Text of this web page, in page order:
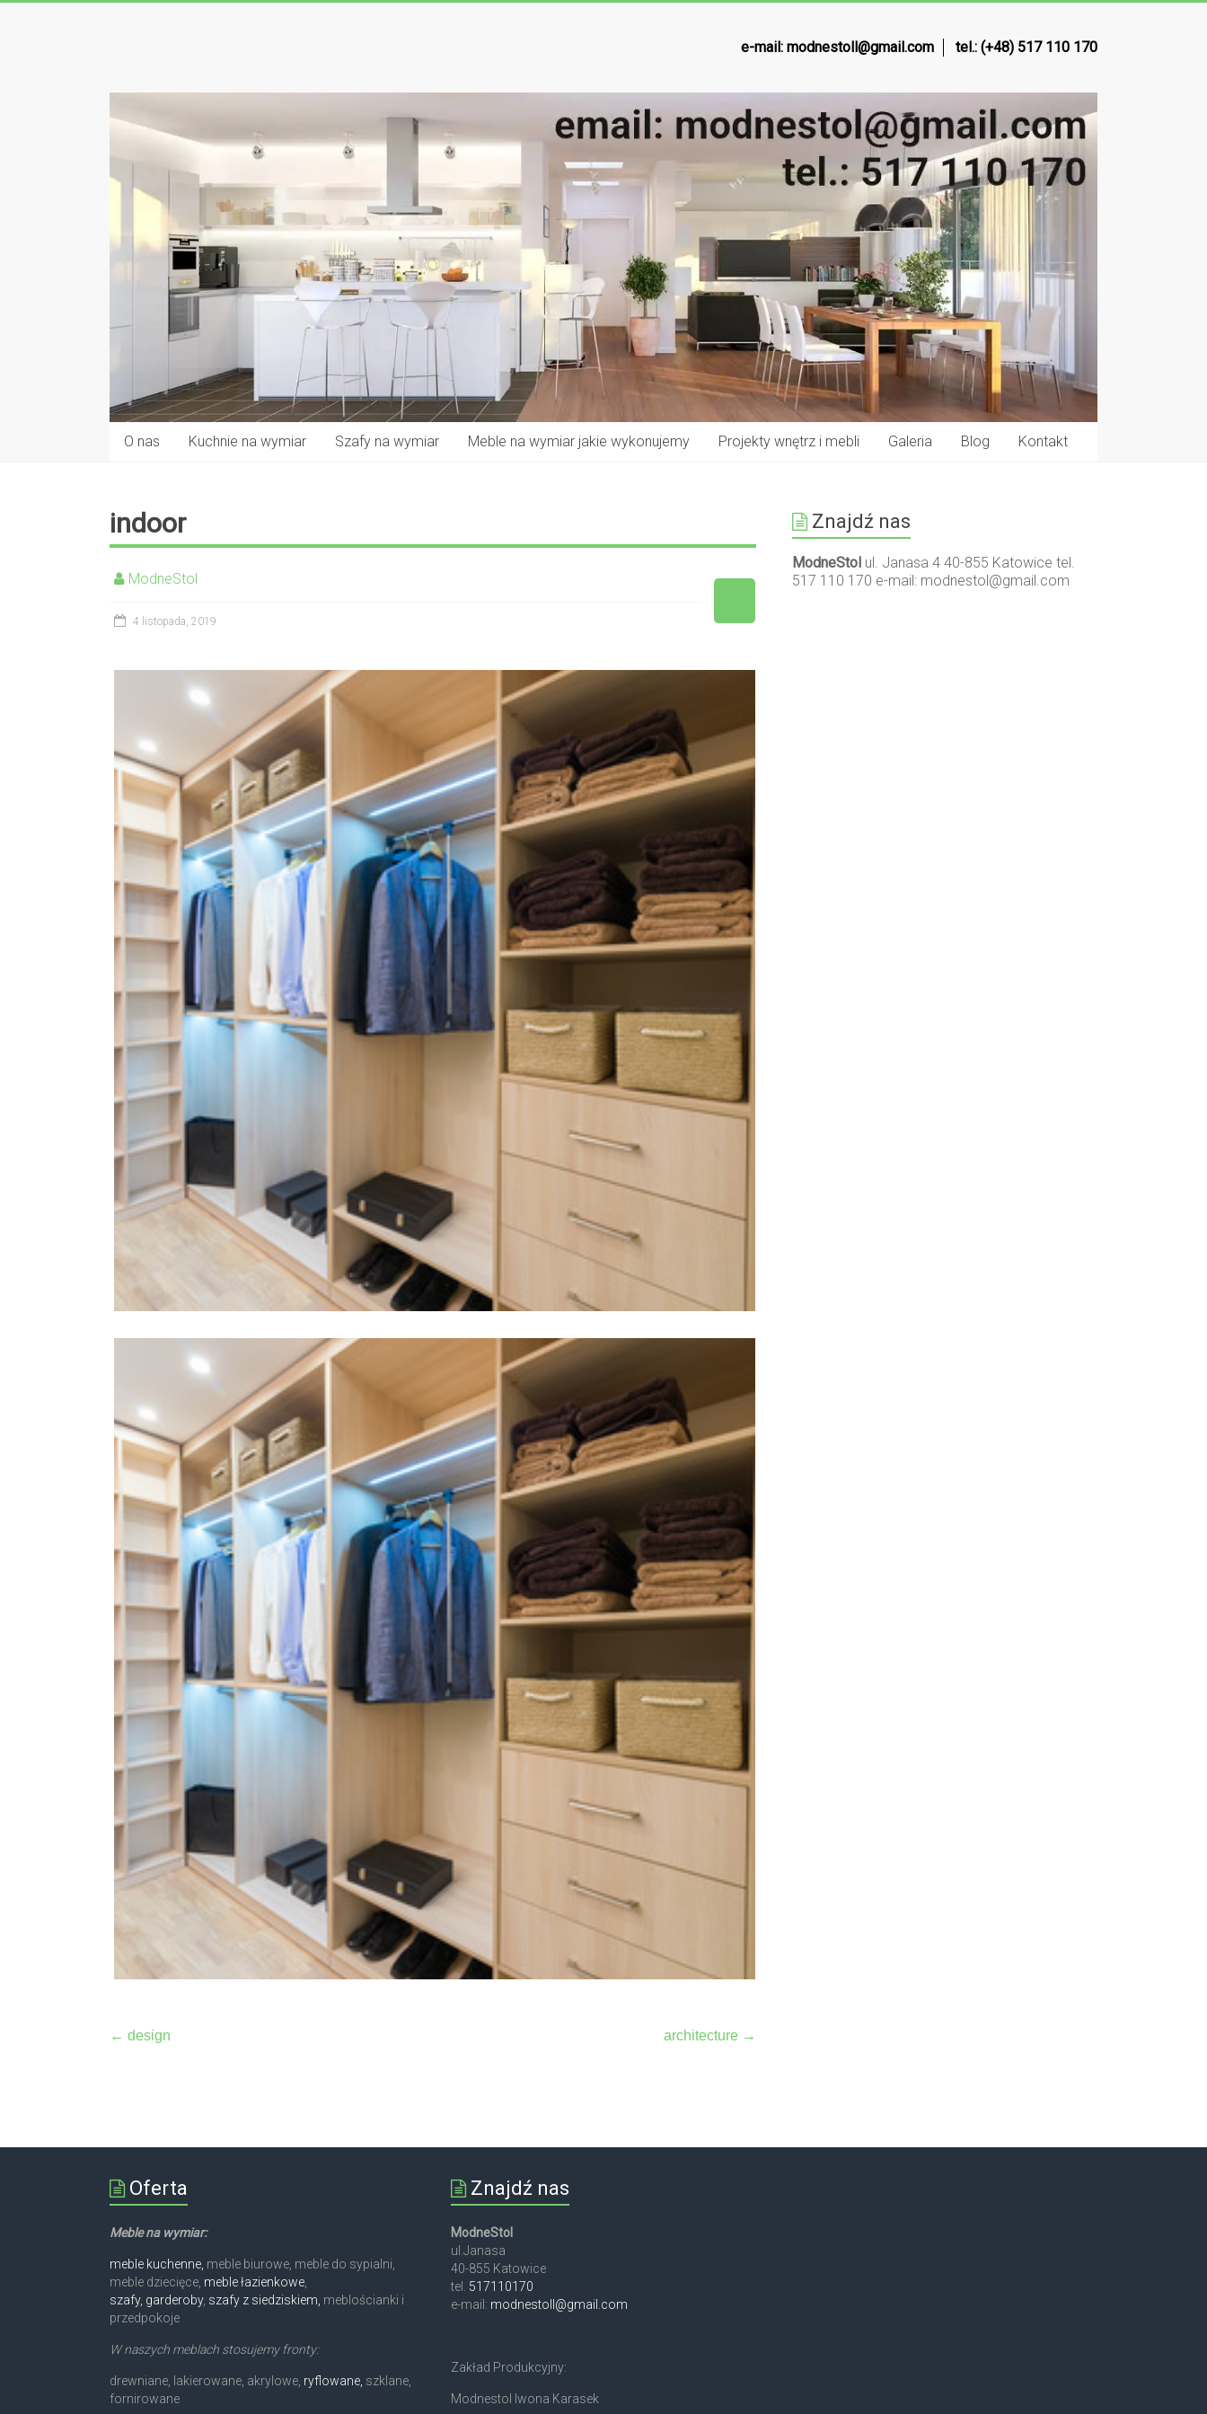
e-mail: modnestoll@gmail.com tel.: (+48) 517 110 170
O nas Kuchnie na wymiar Szafy na wymiar Meble na wymiar jakie wykonujemy Projekty wnętrz i mebli Galeria Blog Kontakt
indoor
ModneStol
4 listopada, 2019
← design architecture →
Znajdź nas
ModneStol ul. Janasa 4 40-855 Katowice tel.
517 110 170 e-mail: modnestol@gmail.com
Oferta
Meble na wymiar:
meble kuchenne, meble biurowe, meble do sypialni,
meble dziecięce, meble łazienkowe
szafy, garderoby, szafy z siedziskiem, meblościanki i
przedpokoje
W naszych meblach stosujemy fronty:
drewniane, lakierowane, akrylowe, ryflowane, szklane,
fornirowane
Znajdź nas
ModneStol
ul.Janasa
40-855 Katowice
tel. 517110170
e-mail: modnestoll@gmail.com
Zakład Produkcyjny:
Modnestol Iwona Karasek